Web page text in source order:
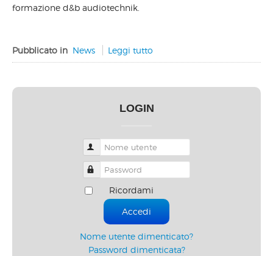
formazione d&b audiotechnik.
Pubblicato in News Leggi tutto
LOGIN
Nome utente
Password
Ricordami
Accedi
Nome utente dimenticato?
Password dimenticata?